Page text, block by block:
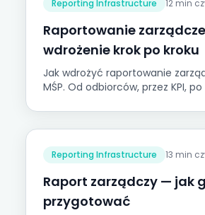
Reporting Infrastructure 12 min
Raportowanie
wdrożenie krok po kroku
Jak wdrożyć raportowanie
MŚP. Od odbiorców, przez KPI,
Reporting Infrastructure 13 min
Raport zarządczy — jak
przygotować